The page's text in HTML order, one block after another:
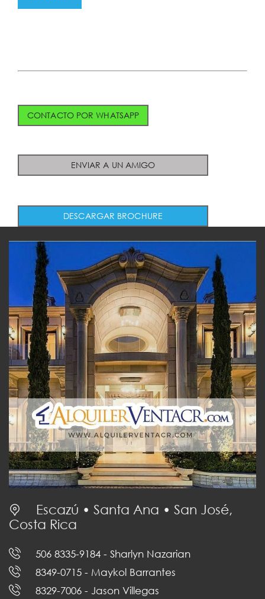
CONTACTO POR WHATSAPP
ENVIAR A UN AMIGO
DESCARGAR BROCHURE
Escazú • Santa Ana • San José,
Costa Rica
506 8335-9184 - Sharlyn Nazarian
8349-0715 - Maykol Barrantes
8329-7006 - Jason Villegas